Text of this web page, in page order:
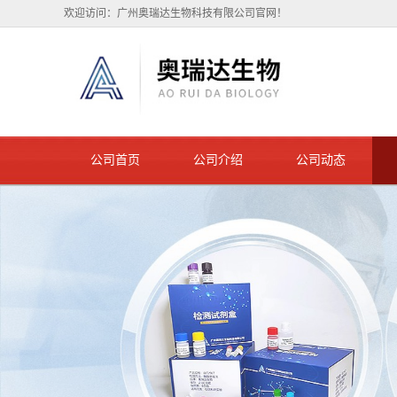
欢迎访问：广州奥瑞达生物科技有限公司官网！
公司首页 公司介绍 公司动态